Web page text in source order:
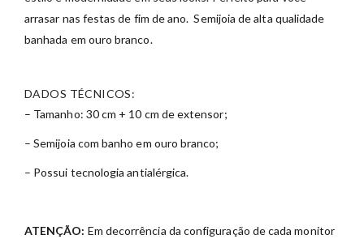
arrasar nas festas de fim de ano. Semijoia de alta qualidade
banhada em ouro branco.
DADOS TÉCNICOS:
– Tamanho: 30 cm + 10 cm de extensor;
– Semijoia com banho em ouro branco;
– Possui tecnologia antialérgica.
ATENÇÃO: Em decorrência da configuração de cada monitor